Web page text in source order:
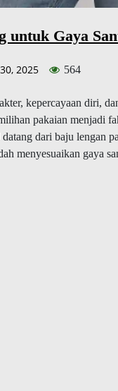
untuk Gaya
2025 564
kepercayaan diri,
pakaian menjadi
dari baju lengan
menyesuaikan gaya